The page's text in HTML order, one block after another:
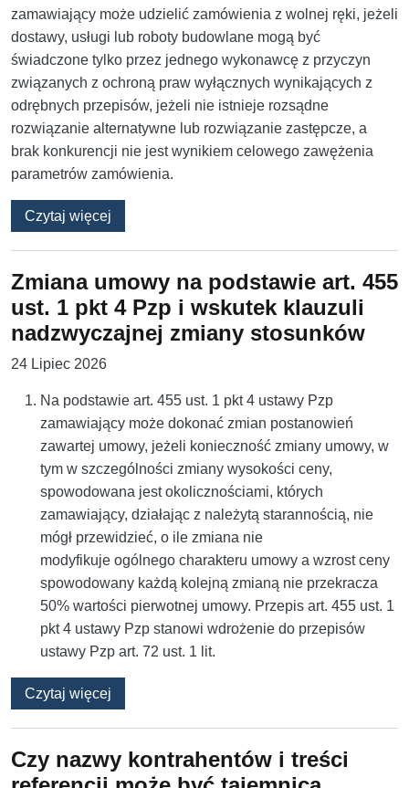
zamawiający może udzielić zamówienia z wolnej ręki, jeżeli
dostawy, usługi lub roboty budowlane mogą być
świadczone tylko przez jednego wykonawcę z przyczyn
związanych z ochroną praw wyłącznych wynikających z
odrębnych przepisów, jeżeli nie istnieje rozsądne
rozwiązanie alternatywne lub rozwiązanie zastępcze, a
brak konkurencji nie jest wynikiem celowego zawężenia
parametrów zamówienia.
Czytaj więcej
Zmiana umowy na podstawie art. 455
ust. 1 pkt 4 Pzp i wskutek klauzuli
nadzwyczajnej zmiany stosunków
24 Lipiec 2026
Na podstawie art. 455 ust. 1 pkt 4 ustawy Pzp
zamawiający może dokonać zmian postanowień
zawartej umowy, jeżeli konieczność zmiany umowy, w
tym w szczególności zmiany wysokości ceny,
spowodowana jest okolicznościami, których
zamawiający, działając z należytą starannością, nie
mógł przewidzieć, o ile zmiana nie
modyfikuje ogólnego charakteru umowy a wzrost ceny
spowodowany każdą kolejną zmianą nie przekracza
50% wartości pierwotnej umowy. Przepis art. 455 ust. 1
pkt 4 ustawy Pzp stanowi wdrożenie do przepisów
ustawy Pzp art. 72 ust. 1 lit.
Czytaj więcej
Czy nazwy kontrahentów i treści